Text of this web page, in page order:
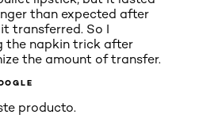
than expected after
transferred. So I
the napkin trick after
the amount of transfer.
producto.